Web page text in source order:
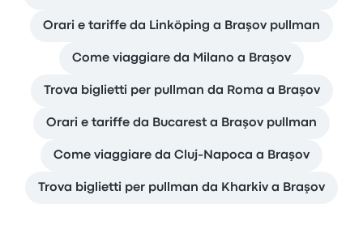
Orari e tariffe da Linköping a Braşov pullman
Come viaggiare da Milano a Braşov
Trova biglietti per pullman da Roma a Braşov
Orari e tariffe da Bucarest a Braşov pullman
Come viaggiare da Cluj-Napoca a Braşov
Trova biglietti per pullman da Kharkiv a Braşov